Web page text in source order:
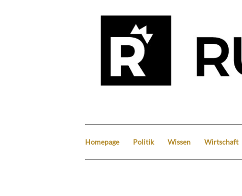
Homepage Politik Wissen Wirtschaft